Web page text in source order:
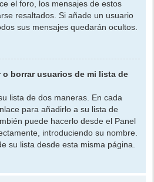
el foro, los mensajes de estos
resaltados. Si añade un usuario
sus mensajes quedarán ocultos.
o borrar usuarios de mi lista de
lista de dos maneras. En cada
para añadirlo a su lista de
puede hacerlo desde el Panel
introduciendo su nombre.
su lista desde esta misma página.